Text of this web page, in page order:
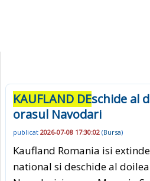
KAUFLAND DEschide al
orasul Navodari
publicat 2026-07-08 17:30:02 (Bursa)
Kaufland Romania isi
national si deschide al